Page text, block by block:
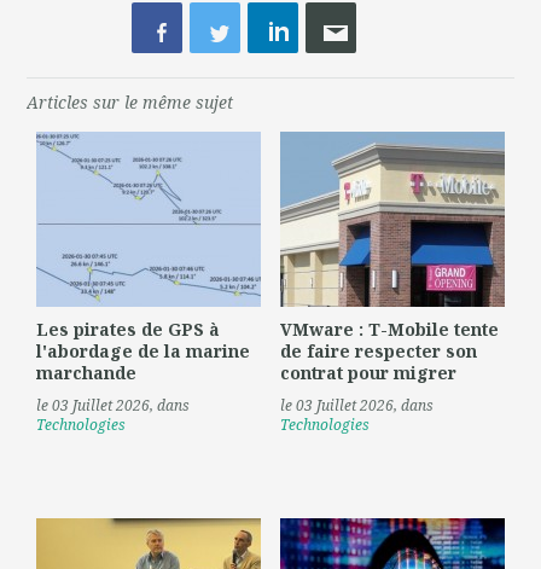
Articles sur le même sujet
Les pirates de GPS à
l'abordage de la marine
marchande
le 03 Juillet 2026, dans
Technologies
VMware : T-Mobile tente
de faire respecter son
contrat pour migrer
le 03 Juillet 2026, dans
Technologies